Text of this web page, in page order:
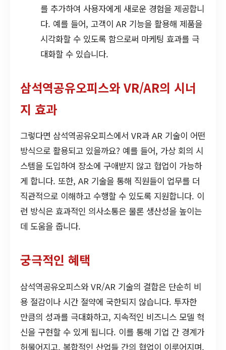
를 추가하여 사용자에게 새로운 경험을 제공합니
다. 예를 들어, 고객이 AR 기능을 활용해 제품을
시각화할 수 있도록 함으로써 마케팅 효과를 극
대화할 수 있습니다.
삼석역공유오피스와 VR/AR의 시너
지 효과
그렇다면 삼석역공유오피스에서 VR과 AR 기술이 어떤
방식으로 활용되고 있을까요? 예를 들어, 가상 회의 시
스템을 도입하여 장소에 구애받지 않고 협업이 가능하
게 합니다. 또한, AR 기술을 통해 직원들이 업무를 더
직관적으로 이해하고 수행할 수 있도록 지원합니다. 이
런 방식은 효과적인 의사소통은 물론 생산성을 높이는
데 도움을 줍니다.
궁극적인 혜택
삼석역공유오피스와 VR/AR 기술의 결합은 단순히 비
용 절감이나 시간 절약에 국한되지 않습니다. 투자한
만큼의 성과를 극대화하고, 지속적인 비즈니스 모델 혁
신을 구현할 수 있게 됩니다. 이를 통해 기업 간 경계가
허물어지고, 복합적인 산업들 간의 협업이 이루어지며,